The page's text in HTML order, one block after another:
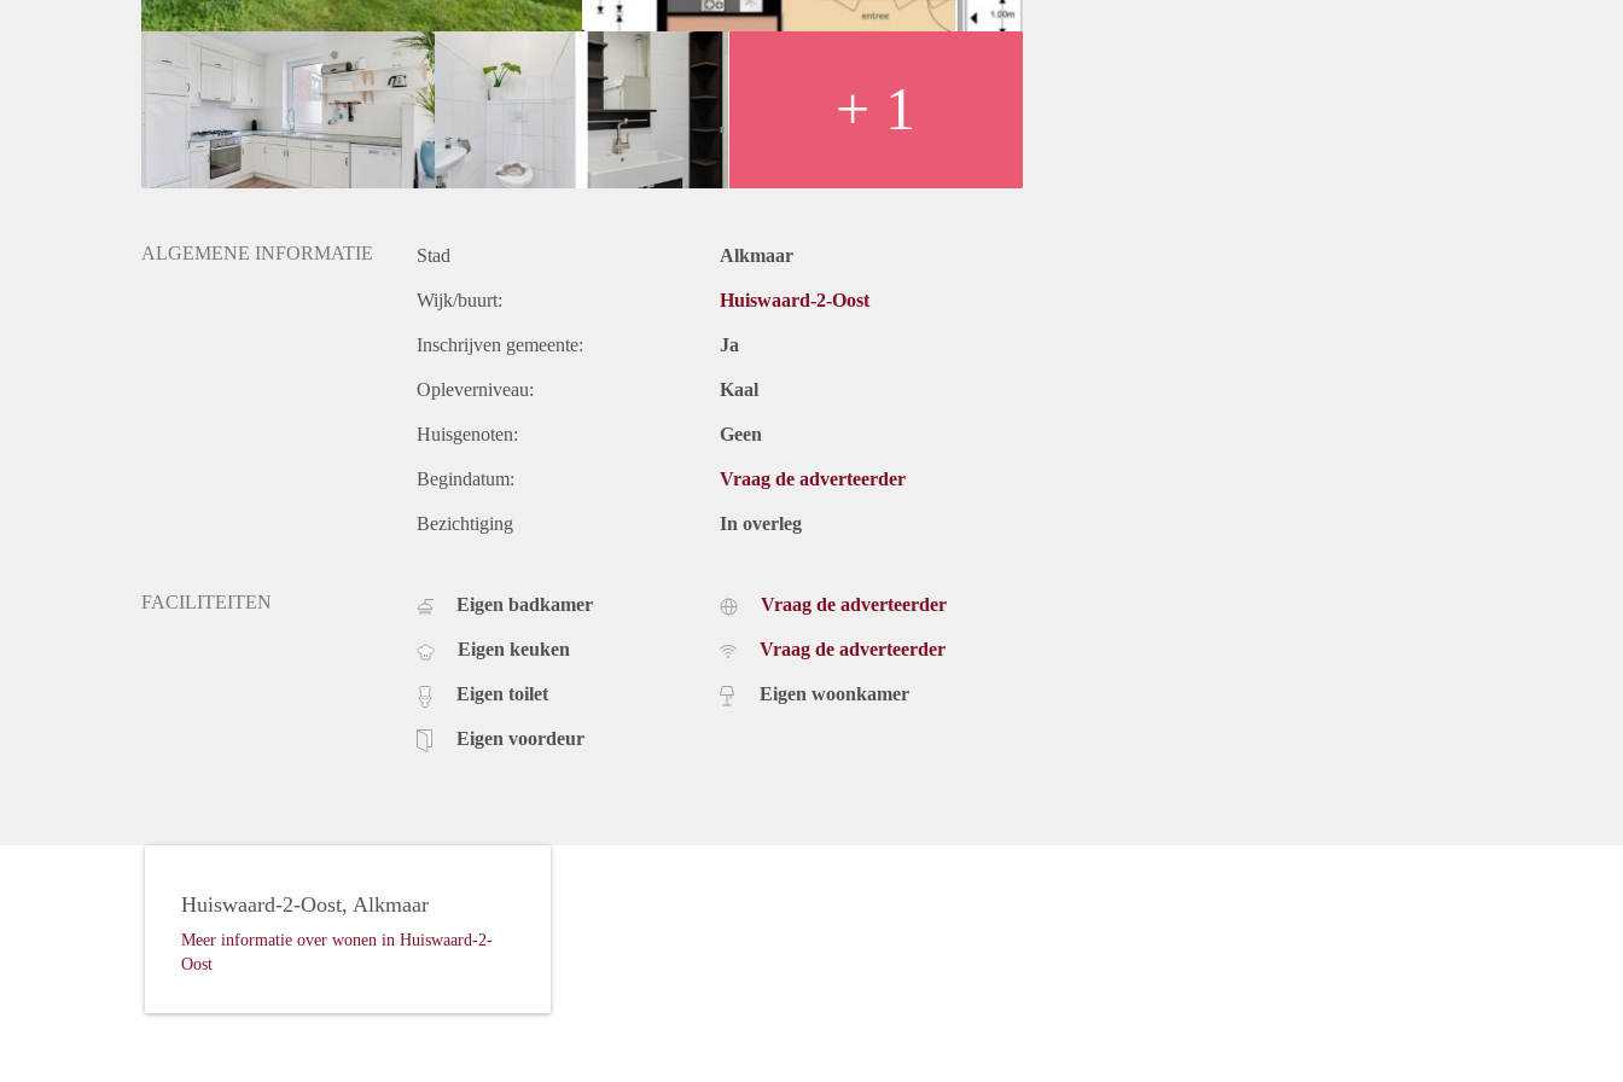
+ 1
ALGEMENE INFORMATIE Stad Alkmaar
Wijk/buurt: Huiswaard-2-Oost
Inschrijven gemeente: Ja
Opleverniveau: Kaal
Huisgenoten: Geen
Begindatum: Vraag de adverteerder
Bezichtiging In overleg
FACILITEITEN Eigen badkamer
Eigen keuken
Eigen toilet
Eigen voordeur
Vraag de adverteerder
Vraag de adverteerder
Eigen woonkamer
Huiswaard-2-Oost, Alkmaar
Meer informatie over wonen in Huiswaard-2-
Oost